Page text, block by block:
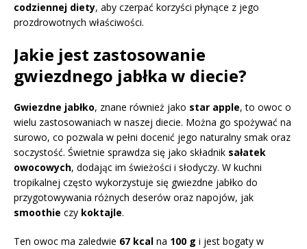
codziennej diety, aby czerpać korzyści płynące z jego
prozdrowotnych właściwości.
Jakie jest zastosowanie
gwiezdnego jabłka w diecie?
Gwiezdne jabłko, znane również jako star apple, to owoc o
wielu zastosowaniach w naszej diecie. Można go spożywać na
surowo, co pozwala w pełni docenić jego naturalny smak oraz
soczystość. Świetnie sprawdza się jako składnik sałatek
owocowych, dodając im świeżości i słodyczy. W kuchni
tropikalnej często wykorzystuje się gwiezdne jabłko do
przygotowywania różnych deserów oraz napojów, jak
smoothie czy koktajle.
Ten owoc ma zaledwie 67 kcal na 100 g i jest bogaty w